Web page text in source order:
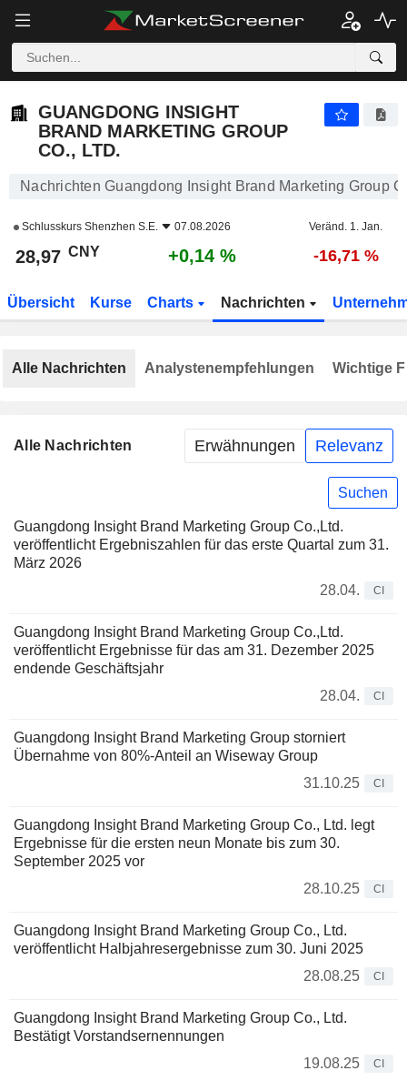
GUANGDONG INSIGHT
BRAND MARKETING GROUP
CO., LTD.
Nachrichten Guangdong Insight Brand Marketing Group
Schlusskurs Shenzhen S.E. 07.08.2026 Veränd. 1. Jan.
28,97 CNY +0,14 % -16,71 %
Übersicht Kurse Charts Nachrichten
Alle Nachrichten Erwähnungen Relevanz
Suchen
Guangdong Insight Brand Marketing Group Co.,Ltd.
veröffentlicht Ergebniszahlen für das erste Quartal zum 31.
März 2026
28.04.
CI
Guangdong Insight Brand Marketing Group Co.,Ltd.
veröffentlicht Ergebnisse für das am 31. Dezember 2025
endende Geschäftsjahr
28.04.
CI
Guangdong Insight Brand Marketing Group storniert
Übernahme von 80%-Anteil an Wiseway Group
31.10.25
CI
Guangdong Insight Brand Marketing Group Co., Ltd. legt
Ergebnisse für die ersten neun Monate bis zum 30.
September 2025 vor
28.10.25
CI
Guangdong Insight Brand Marketing Group Co., Ltd.
veröffentlicht Halbjahresergebnisse zum 30. Juni 2025
28.08.25
CI
Guangdong Insight Brand Marketing Group Co., Ltd.
Bestätigt Vorstandsernennungen
19.08.25
CI
Alle Nachrichten Analystenempfehlungen Wichtige